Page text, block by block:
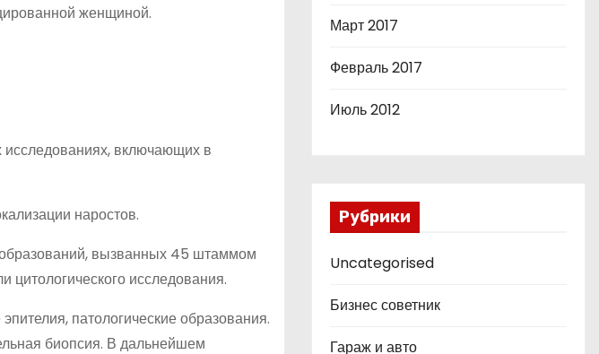
женщиной.
исследованиях, включающих в
наростов.
образований, вызванных 45 штаммом
исследования.
патологические образования.
биопсия. В дальнейшем
Март 2017
Февраль 2017
Июль 2012
Рубрики
Uncategorised
Бизнес советник
Гараж и авто